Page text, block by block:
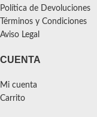
Política de Devoluciones
Términos y Condiciones
Aviso Legal
CUENTA
Mi cuenta
Carrito